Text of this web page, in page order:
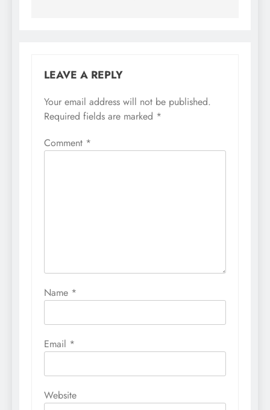
LEAVE A REPLY
Your email address will not be published.
Required fields are marked *
Comment *
Name *
Email *
Website